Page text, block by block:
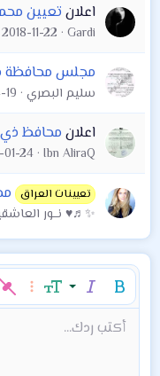
اعلان تعيين محمد جميل
Gardi
2018-11-22
سليم البصري
اعلان محافظ ذي قار يصدر
Ibn AliraQ
01-24
تعيينات العراق
✨♬♥ نـــور
غامق مائل حجم الخط
9
10
لون النصBackground Color
عائلة الخطالإبتسامات
إقتباسميديا إعادةتبديل الـ BB codeإزالة التنسيقأكتب ردك...